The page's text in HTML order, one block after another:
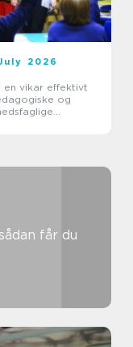
2026
en vikar effektivt
og
får du